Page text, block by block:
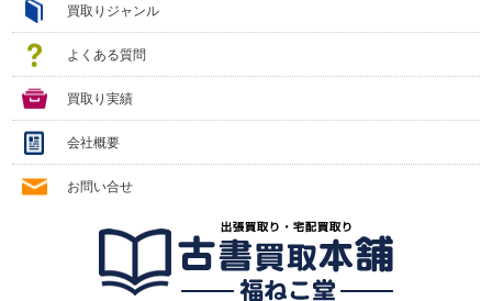
買取りジャンル
よくある質問
買取り実績
会社概要
お問い合せ